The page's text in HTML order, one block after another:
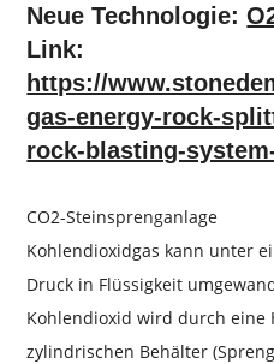
Neue Technologie:
Link:
https://
gas-energy-rock-
rock-blasting-
CO2-Steinsprenganlage
Kohlendioxidgas kann unter
Druck in Flüssigkeit
Kohlendioxid wird durch eine
zylindrischen Behälter